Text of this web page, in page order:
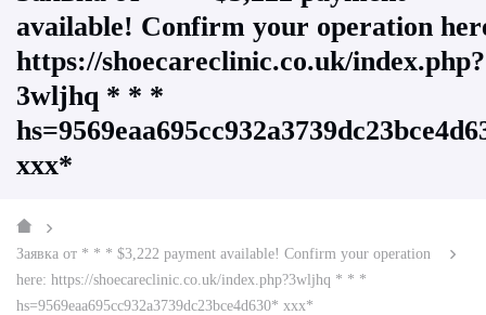
available! Confirm your operation
https://shoecareclinic.co.uk/index.php?
3wljhq * * *
ххх*
Заявка от * * * $3,222 payment available! Confirm your operation
here: https://shoecareclinic.co.uk/index.php?3wljhq * * *
hs=9569eaa695cc932a3739dc23bce4d630* ххх*